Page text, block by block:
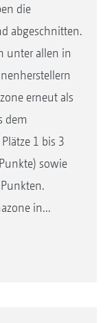
die
abgeschnitten.
unter allen in
erneut als
dem
1 bis 3
sowie
in...